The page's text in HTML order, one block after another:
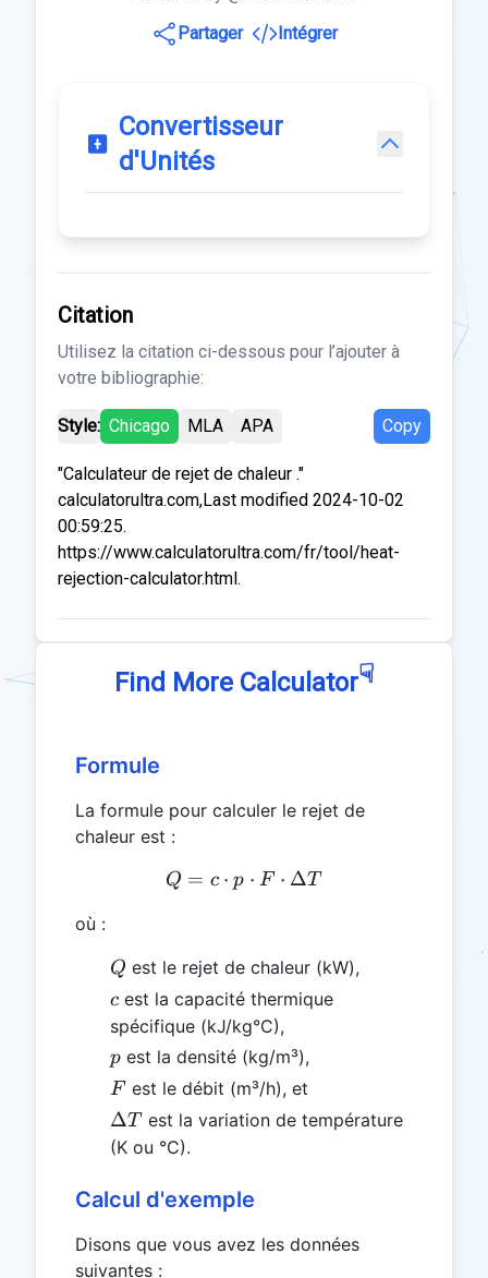
Partager
Intégrer
Convertisseur
d'Unités
Citation
Utilisez la citation ci-dessous pour l’ajouter à
votre bibliographie:
Style: Chicago MLA APA Copy
"Calculateur de rejet de chaleur ."
calculatorultra.com,Last modified 2024-10-02
00:59:25.
https://www.calculatorultra.com/fr/tool/heat-
rejection-calculator.html.
Find More Calculator☟
Formule
La formule pour calculer le rejet de
chaleur est :
Q = c \cdot p \cdot F
Q = c ⋅ p ⋅ F ⋅ ΔT
où :
Q
Q est le rejet de chaleur (kW),
c
c est la capacité thermique
spécifique (kJ/kg°C),
p
p est la densité (kg/m³),
F
F est le débit (m³/h), et
\Delta
T
ΔT est la variation de température
(K ou °C).
Calcul d'exemple
Disons que vous avez les données
suivantes :